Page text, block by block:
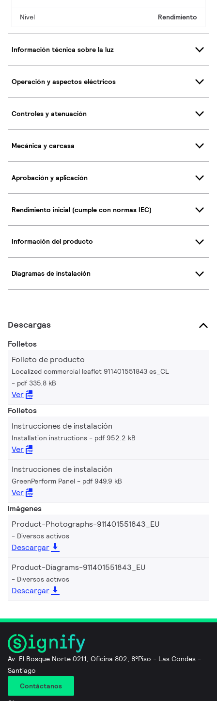
Nivel Rendimiento
Información técnica sobre la luz
Operación y aspectos eléctricos
Controles y atenuación
Mecánica y carcasa
Aprobación y aplicación
Rendimiento inicial (cumple con normas IEC)
Información del producto
Diagramas de instalación
Descargas
Folletos
Folleto de producto
Localized commercial leaflet 911401551843 es_CL
pdf 335.8 kB
Ver
Folletos
Instrucciones de instalación
Installation instructions pdf 952.2 kB
Ver
Instrucciones de instalación
GreenPerform Panel pdf 949.9 kB
Ver
Imágenes
Product-Photographs-911401551843_EU
Diversos activos
Descargar
Product-Diagrams-911401551843_EU
Diversos activos
Descargar
Av. El Bosque Norte 0211, Oficina 802, 8°Piso - Las Condes -
Santiago
Contáctanos